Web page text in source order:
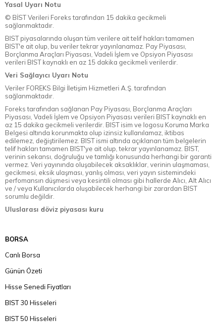
Yasal Uyarı Notu
© BİST Verileri Foreks tarafından 15 dakika gecikmeli
sağlanmaktadır.
BIST piyasalarında oluşan tüm verilere ait telif hakları tamamen
BIST'e ait olup, bu veriler tekrar yayınlanamaz. Pay Piyasası,
Borçlanma Araçları Piyasası, Vadeli İşlem ve Opsiyon Piyasası
verileri BIST kaynaklı en az 15 dakika gecikmeli verilerdir.
Veri Sağlayıcı Uyarı Notu
Veriler FOREKS Bilgi İletişim Hizmetleri A.Ş. tarafından
sağlanmaktadır.
Foreks tarafından sağlanan Pay Piyasası, Borçlanma Araçları
Piyasası, Vadeli İşlem ve Opsiyon Piyasası verileri BIST kaynaklı en
az 15 dakika gecikmeli verilerdir. BIST isim ve logosu Koruma Marka
Belgesi altında korunmakta olup izinsiz kullanılamaz, iktibas
edilemez, değiştirilemez. BIST ismi altında açıklanan tüm belgelerin
telif hakları tamamen BIST'ye ait olup, tekrar yayınlanamaz. BIST,
verinin sekansı, doğruluğu ve tamlığı konusunda herhangi bir garanti
vermez. Veri yayınında oluşabilecek aksaklıklar, verinin ulaşmaması,
gecikmesi, eksik ulaşması, yanlış olması, veri yayın sistemindeki
perfomansın düşmesi veya kesintili olması gibi hallerde Alıcı, Alt Alıcı
ve / veya Kullanıcılarda oluşabilecek herhangi bir zarardan BIST
sorumlu değildir.
Uluslarası döviz piyasası kuru
BORSA
Canlı Borsa
Günün Özeti
Hisse Senedi Fiyatları
BIST 30 Hisseleri
BIST 50 Hisseleri